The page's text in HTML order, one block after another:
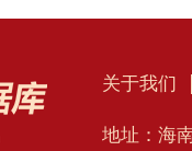
关于我们
地址：海